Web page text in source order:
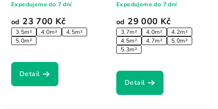
od 23 700 Kč
3.5m² 4.0m²
4.5m²
5.0m²
Expedujeme do 7 dní
Detail
od 29 000 Kč
3.7m² 4.0m²
4.2m²
4.5m²
4.7m²
5.0m²
5.3m²
Expedujeme do 7 dní
Detail